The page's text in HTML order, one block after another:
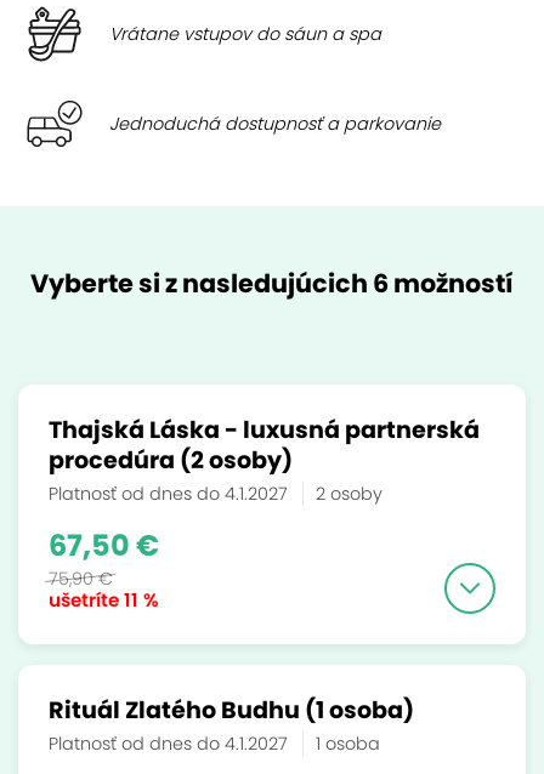
Vrátane vstupov do sáun a spa
Jednoduchá dostupnosť a parkovanie
Vyberte si z nasledujúcich 6 možností
Thajská Láska - luxusná partnerská
procedúra (2 osoby)
Platnosť od dnes do 4.1.2027 2 osoby
ušetríte11 %
67,50 €
75,90 €
Rituál Zlatého Budhu (1 osoba)
Platnosť od dnes do 4.1.2027 1 osoba